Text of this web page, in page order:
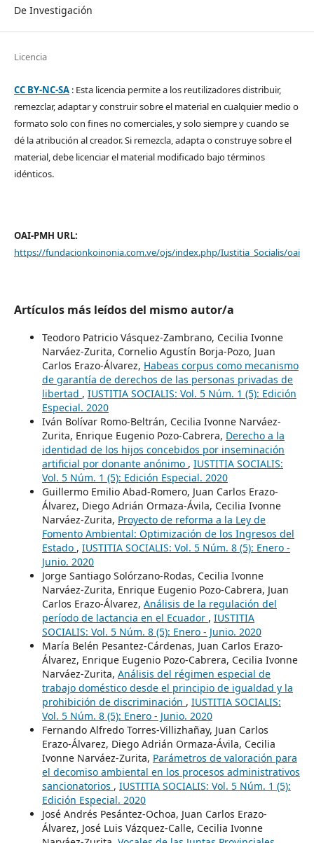
De Investigación
Licencia
CC BY-NC-SA: Esta licencia permite a los reutilizadores distribuir,
remezclar, adaptar y construir sobre el material en cualquier medio o
formato solo con fines no comerciales, y solo siempre y cuando se
dé la atribución al creador. Si remezcla, adapta o construye sobre el
material, debe licenciar el material modificado bajo términos
idénticos.
OAI-PMH URL:
https://fundacionkoinonia.com.ve/ojs/index.php/Iustitia_Socialis/oai
Artículos más leídos del mismo autor/a
Teodoro Patricio Vásquez-Zambrano, Cecilia Ivonne
Narváez-Zurita, Cornelio Agustín Borja-Pozo, Juan
Carlos Erazo-Álvarez, Habeas corpus como mecanismo
de garantía de derechos de las personas privadas de
libertad , IUSTITIA SOCIALIS: Vol. 5 Núm. 1 (5): Edición
Especial. 2020
Iván Bolívar Romo-Beltrán, Cecilia Ivonne Narváez-
Zurita, Enrique Eugenio Pozo-Cabrera, Derecho a la
identidad de los hijos concebidos por inseminación
artificial por donante anónimo , IUSTITIA SOCIALIS:
Vol. 5 Núm. 1 (5): Edición Especial. 2020
Guillermo Emilio Abad-Romero, Juan Carlos Erazo-
Álvarez, Diego Adrián Ormaza-Ávila, Cecilia Ivonne
Narváez-Zurita, Proyecto de reforma a la Ley de
Fomento Ambiental: Optimización de los Ingresos del
Estado , IUSTITIA SOCIALIS: Vol. 5 Núm. 8 (5): Enero -
Junio. 2020
Jorge Santiago Solórzano-Rodas, Cecilia Ivonne
Narváez-Zurita, Enrique Eugenio Pozo-Cabrera, Juan
Carlos Erazo-Álvarez, Análisis de la regulación del
período de lactancia en el Ecuador , IUSTITIA
SOCIALIS: Vol. 5 Núm. 8 (5): Enero - Junio. 2020
María Belén Pesantez-Cárdenas, Juan Carlos Erazo-
Álvarez, Enrique Eugenio Pozo-Cabrera, Cecilia Ivonne
Narváez-Zurita, Análisis del régimen especial de
trabajo doméstico desde el principio de igualdad y la
prohibición de discriminación , IUSTITIA SOCIALIS:
Vol. 5 Núm. 8 (5): Enero - Junio. 2020
Fernando Alfredo Torres-Villizhañay, Juan Carlos
Erazo-Álvarez, Diego Adrián Ormaza-Ávila, Cecilia
Ivonne Narváez-Zurita, Parámetros de valoración para
el decomiso ambiental en los procesos administrativos
sancionatorios , IUSTITIA SOCIALIS: Vol. 5 Núm. 1 (5):
Edición Especial. 2020
José Andrés Pesántez-Ochoa, Juan Carlos Erazo-
Álvarez, José Luis Vázquez-Calle, Cecilia Ivonne